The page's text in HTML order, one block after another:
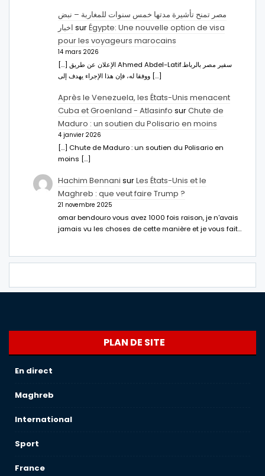
مصر تمنح تأشيرة مدتها خمس سنوات للمغاربة – نبض
اخبار surÉgypte: Une nouvelle option de visa
pour les voyageurs marocains
14 mars 2026
[…] الإعلان عن طريق Ahmed Abdel-Latifسفير مصر بالرباط.
ووفقا له، فإن هذا الإجراء يهدف إلى […]
Après le Venezuela, les États-Unis menacent
Cuba et Groenland - Atlasinfo surChute de
Maduro : un soutien du Polisario en moins
4 janvier 2026
[…] Chute de Maduro : un soutien du Polisario en
moins […]
Hachim Bennani surLes États-Unis et le
Maghreb : que veut faire Trump ?
21 novembre 2025
omar bendouro vous avez 1000 fois raison, je n'avais
jamais vu les choses de cette manière et je vous fait…
PLAN DE SITE
En direct
Maghreb
International
Sport
France